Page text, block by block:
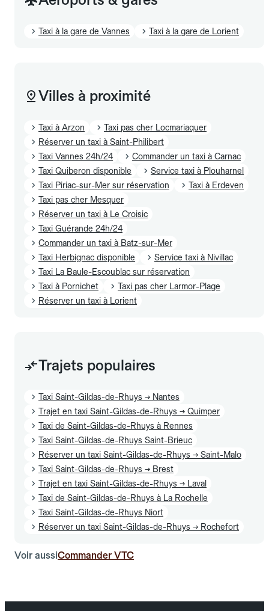
Taxi à la gare de Vannes Taxi à la gare de Lorient
Villes à proximité
Taxi à Arzon
Taxi pas cher Locmariaquer
Réserver un taxi à Saint-Philibert
Taxi Vannes 24h/24
Commander un taxi à Carnac
Taxi Quiberon disponible
Service taxi à Plouharnel
Taxi Piriac-sur-Mer sur réservation
Taxi à Erdeven
Taxi pas cher Mesquer
Réserver un taxi à Le Croisic
Taxi Guérande 24h/24
Commander un taxi à Batz-sur-Mer
Taxi Herbignac disponible
Service taxi à Nivillac
Taxi La Baule-Escoublac sur réservation
Taxi à Pornichet
Taxi pas cher Larmor-Plage
Réserver un taxi à Lorient
Trajets populaires
Taxi Saint-Gildas-de-Rhuys → Nantes
Trajet en taxi Saint-Gildas-de-Rhuys → Quimper
Taxi de Saint-Gildas-de-Rhuys à Rennes
Taxi Saint-Gildas-de-Rhuys Saint-Brieuc
Réserver un taxi Saint-Gildas-de-Rhuys → Saint-Malo
Taxi Saint-Gildas-de-Rhuys → Brest
Trajet en taxi Saint-Gildas-de-Rhuys → Laval
Taxi de Saint-Gildas-de-Rhuys à La Rochelle
Taxi Saint-Gildas-de-Rhuys Niort
Réserver un taxi Saint-Gildas-de-Rhuys → Rochefort
Voir aussiCommander VTC